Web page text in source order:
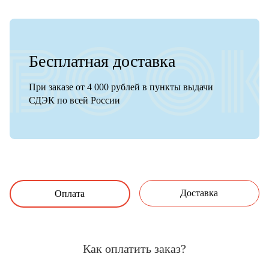
Бесплатная доставка
При заказе от 4 000 рублей в пункты выдачи
СДЭК по всей России
Оплата Доставка
Как оплатить заказ?